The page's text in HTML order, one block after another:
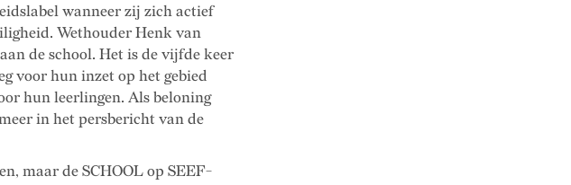
wanneer zij zich actief
Wethouder Henk van
de school. Het is de vijfde keer
voor hun inzet op het gebied
hun leerlingen. Als beloning
in het persbericht van de
maar de SCHOOL op SEEF-